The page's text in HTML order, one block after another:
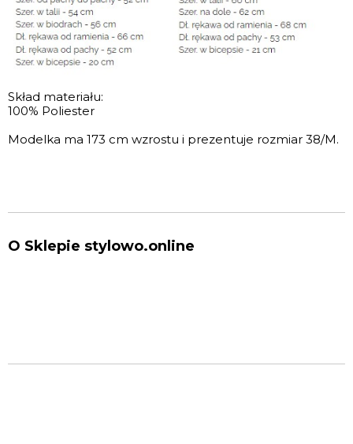
Skład materiału:
100% Poliester
Modelka ma 173 cm wzrostu i prezentuje rozmiar 38/M.
O Sklepie stylowo.online